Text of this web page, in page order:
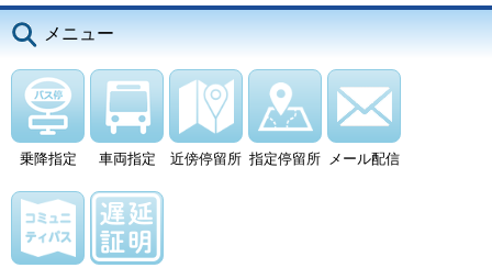
メニュー
乗降指定 車両指定 近傍停留所 指定停留所 メール配信